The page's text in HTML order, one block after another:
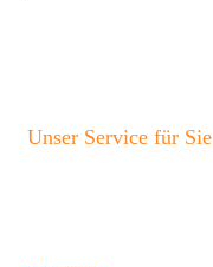
Unser Service für Sie